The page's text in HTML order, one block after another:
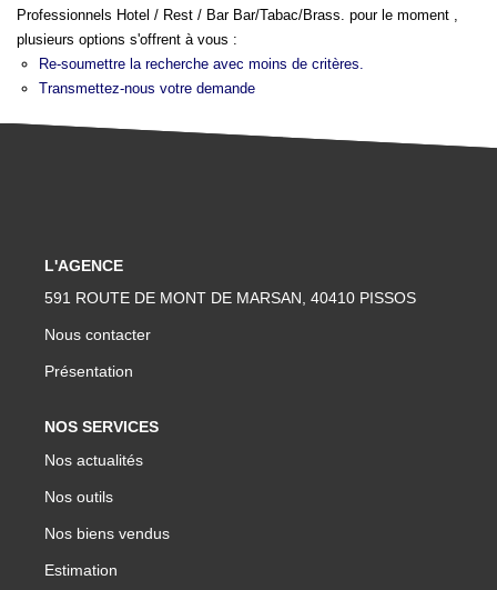
EN
Professionnels Hotel / Rest / Bar Bar/Tabac/Brass. pour le moment ,
plusieurs options s'offrent à vous :
Re-soumettre la recherche avec moins de critères.
Transmettez-nous votre demande
L'AGENCE
591 ROUTE DE MONT DE MARSAN, 40410 PISSOS
Nous contacter
Présentation
NOS SERVICES
Nos actualités
Nos outils
Nos biens vendus
Estimation